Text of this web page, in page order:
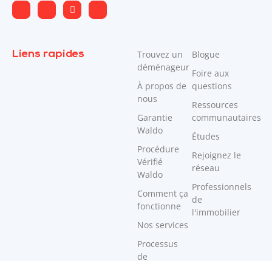
Trouvez un
déménageur
À propos de
nous
Garantie
Waldo
Procédure
Vérifié
Waldo
Comment ça
fonctionne
Nos services
Blogue
Foire aux
questions
Ressources
communautaires
Études
Rejoignez le
réseau
Professionnels
de